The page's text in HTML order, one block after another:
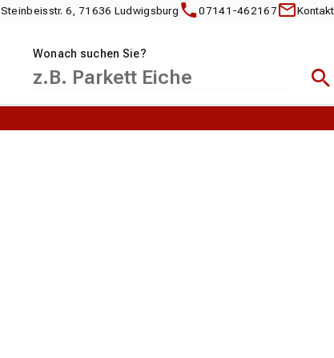
Steinbeisstr. 6, 71636 Ludwigsburg 07141-462167 Kontakt
Wonach suchen Sie?